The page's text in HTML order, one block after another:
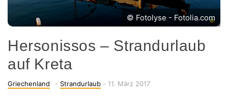
© Fotolyse - Fotolia.com
Hersonissos – Strandurlaub
auf Kreta
Categories
Griechenland - -Strandurlaub - Posted
11. März 2017